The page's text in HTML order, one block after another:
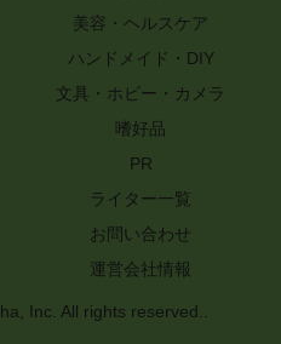
美容・ヘルスケア
ハンドメイド・DIY
文具・ホビー・カメラ
嗜好品
PR
ライター一覧
お問い合わせ
運営会社情報
Inc. All rights reserved..